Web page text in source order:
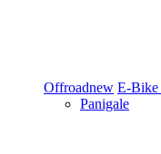
Offroadnew E-Bike
Panigale